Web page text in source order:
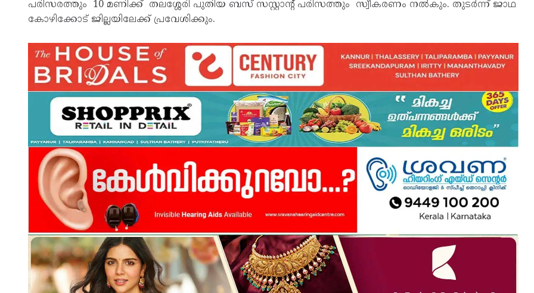
പരിസരത്തും 10 മണിക്ക് തലശ്ശേരി പുതിയ ബസ് സസ്റ്റാൻ്റ് പരിസത്തും സ്വീകരണം നൽകും. തുടർന്ന് ജാഥ
കോഴിക്കോട് ജില്ലയിലേക്ക് പ്രവേശിക്കും.